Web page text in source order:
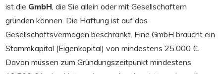
ist die GmbH , die Sie allein oder mit Gesellschaftern
gründen können. Die Haftung ist auf das
Gesellschaftsvermögen beschränkt. Eine GmbH braucht ein
Stammkapital (Eigenkapital) von mindestens 25.000 €.
Davon müssen zum Gründungszeitpunkt mindestens